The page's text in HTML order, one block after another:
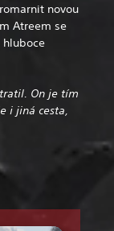
novou
Atreem se
hluboce
On je tím
i jiná cesta,